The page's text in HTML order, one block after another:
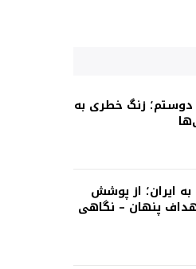
دوستم؛ زنگ خطری به
ایران؛ از پوشش
پنهان – نگاهی